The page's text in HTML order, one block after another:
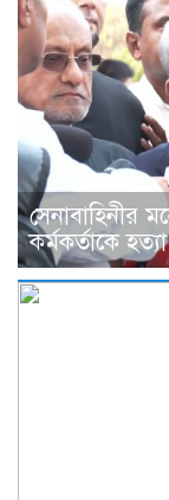
সেনাবাহিনীর
কর্মকর্তাকে